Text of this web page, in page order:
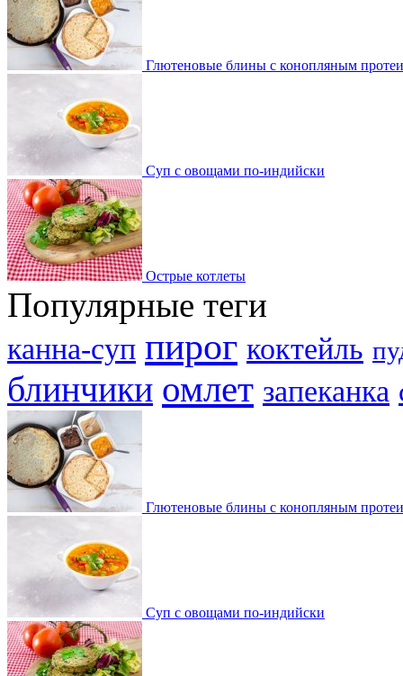
Глютеновые блины с конопляным
Суп с овощами по-индийски
Острые котлеты
Популярные теги
канна-суп пирог коктейль
блинчики омлет запеканка
Глютеновые блины с конопляным
Суп с овощами по-индийски